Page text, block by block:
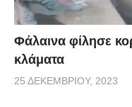
Φάλαινα φίλησε
κλάματα
25 ΔΕΚΕΜΒΡΊΟΥ, 2023